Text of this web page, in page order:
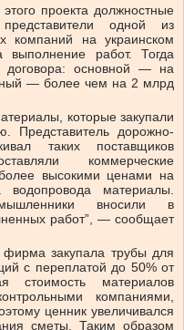
проекта должностные
одной из
компаний на украинском
работ. Тогда
договора: основной — на
— более чем на 2 млрд
которые закупали
Представитель дорожно-
таких поставщиков
коммерческие
высокими ценами на
водопровода материалы.
вносили в
работ”, — сообщает
фирма закупала трубы для
с переплатой до 50% от
стоимость материалов
компаниями,
ценник увеличивался
сметы. Таким образом